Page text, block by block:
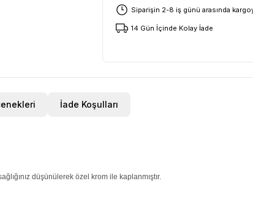
Siparişin 2-8 iş günü arasında
14 Gün İçinde Kolay İade
İade Koşulları
düşünülerek özel krom ile kaplanmıştır.